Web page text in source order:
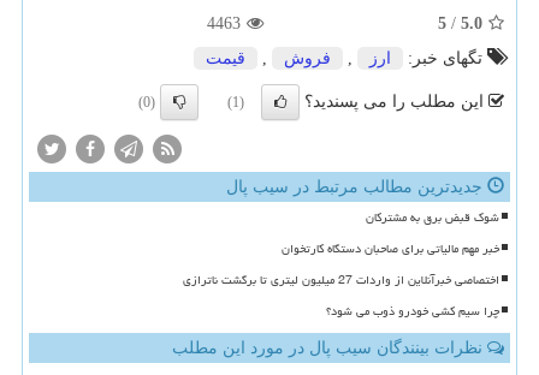
5.0
/
5
4463
تگهای خبر:
ارز فروش قیمت
این مطلب را می پسندید؟ (1)
(0)
جدیدترین مطالب مرتبط در سیب پال
شوک قبض برق به مشترکان
خبر مهم مالیاتی برای صاحبان دستگاه کارتخوان
اختصاصی خبرآنلاین از واردات 27 میلیون لیتری تا برگشت ناترازی
چرا سیم کشی خودرو ذوب می شود؟
نظرات بینندگان سیب پال در مورد این مطلب